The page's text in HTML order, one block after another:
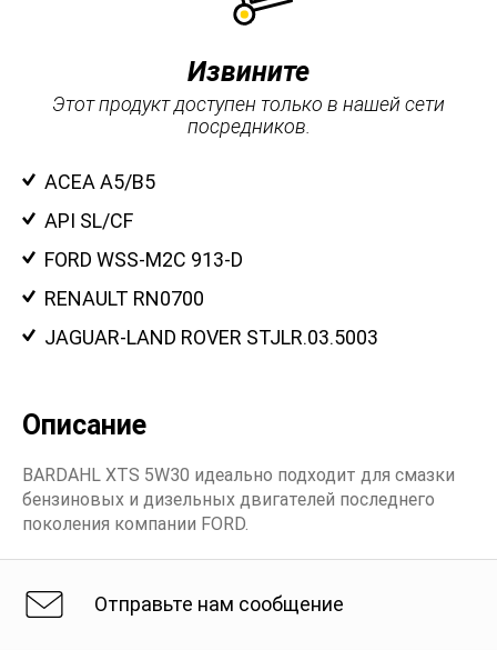
Извините
Этот продукт доступен только в нашей сети
посредников.
ACEA A5/B5
API SL/CF
FORD WSS-M2C 913-D
RENAULT RN0700
JAGUAR-LAND ROVER STJLR.03.5003
Описание
BARDAHL XTS 5W30 идеально подходит для смазки
бензиновых и дизельных двигателей последнего
поколения компании FORD.
Отправьте нам сообщение